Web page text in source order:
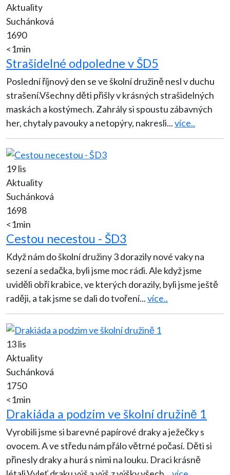
Aktuality
Suchánková
1690
<1min
Strašidelné odpoledne v ŠD5
Poslední říjnový den se ve školní družině nesl v duchu
strašení.Všechny děti přišly v krásných strašidelných
maskách a kostýmech. Zahrály si spoustu zábavných
her, chytaly pavouky a netopýry, nakresli...více..
19 lis
Aktuality
Suchánková
1698
<1min
Cestou necestou - ŠD3
Když nám do školní družiny 3 dorazily nové vaky na
sezení a sedačka, byli jsme moc rádi. Ale když jsme
uviděli obří krabice, ve kterých dorazily, byli jsme ještě
raději, a tak jsme se dali do tvoření...více..
13 lis
Aktuality
Suchánková
1750
<1min
Drakiáda a podzim ve školní družině 1
Vyrobili jsme si barevné papírové draky a ježečky s
ovocem. A ve středu nám přálo větrné počasí. Děti si
přinesly draky a hurá s nimi na louku. Draci krásně